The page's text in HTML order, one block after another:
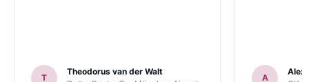
T
Theodorus van der Walt
A